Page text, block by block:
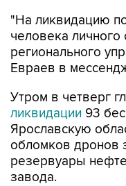
"На ликвидацию
человека личного
регионального
Евраев в
Утром в четверг
ликвидации 93
Ярославскую
обломков дронов
резервуары
завода.